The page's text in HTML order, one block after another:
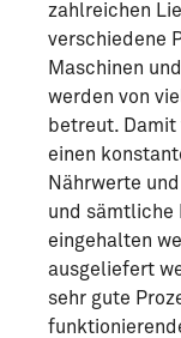
zahlreichen
verschiedene
Maschinen
werden von
betreut.
einen
Nährwerte
und sämtliche
eingehalten
ausgeliefert
sehr gute